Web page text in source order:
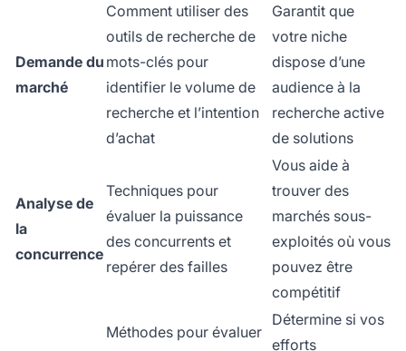
Demande du
marché
Comment utiliser des
outils de recherche de
mots-clés pour
identifier le volume de
recherche et l’intention
d’achat
Garantit que
votre niche
dispose d’une
audience à la
recherche active
de solutions
Analyse de
la
concurrence
Techniques pour
évaluer la puissance
des concurrents et
repérer des failles
Vous aide à
trouver des
marchés sous-
exploités où vous
pouvez être
compétitif
Méthodes pour évaluer
Détermine si vos
efforts